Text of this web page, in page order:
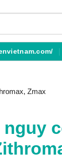
Zmax
nguy